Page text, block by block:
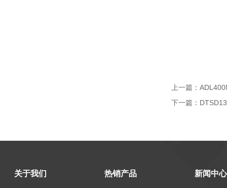
上一篇：
下一篇：
关于我们 热销产品 新闻中心